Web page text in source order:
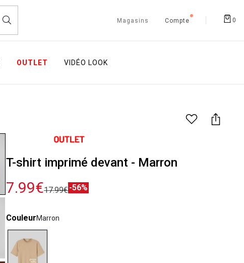
Magasins Compte 0
OUTLET VIDÉO LOOK
T-shirt imprimé devant - Marron
7.99€17.99€-56%
CouleurMarron